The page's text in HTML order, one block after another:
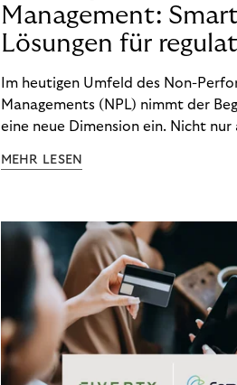
Management:
Lösungen für
Sicherheit
Im heutigen Umfeld des Non-
Managements (NPL) nimmt der
eine neue Dimension ein. Nicht nur
Wettbewerbsvorteil. In einem
(DSGVO) – geraten viele
Grenzen traditioneller Compliance-
MEHR LESEN